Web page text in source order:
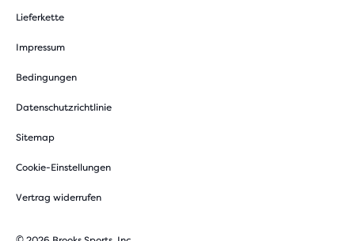
Lieferkette
Impressum
Bedingungen
Datenschutzrichtlinie
Sitemap
Cookie-Einstellungen
Vertrag widerrufen